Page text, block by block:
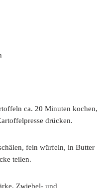
ca. 20 Minuten kochen,
drücken.
fein würfeln, in Butter
teilen.
Zwiebel- und